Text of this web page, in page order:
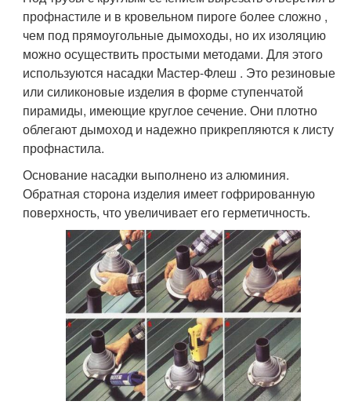
профнастиле и в кровельном пироге более сложно ,
чем под прямоугольные дымоходы, но их изоляцию
можно осуществить простыми методами. Для этого
используются насадки Мастер-Флеш . Это резиновые
или силиконовые изделия в форме ступенчатой
пирамиды, имеющие круглое сечение. Они плотно
облегают дымоход и надежно прикрепляются к листу
профнастила.
Основание насадки выполнено из алюминия.
Обратная сторона изделия имеет гофрированную
поверхность, что увеличивает его герметичность.